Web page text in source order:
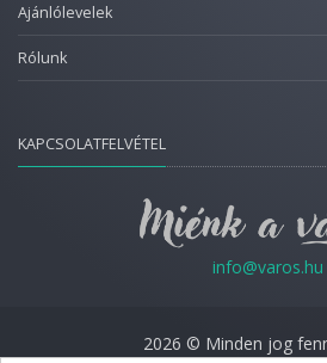
Ajánlólevelek
Rólunk
KAPCSOLATFELVÉTEL
info@varos.hu
2026 © Minden jog